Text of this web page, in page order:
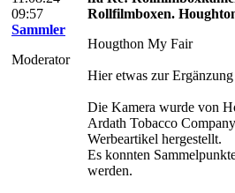
09:57
Sammler
Moderator
Rollfilmboxen.
Hougthon My Fair
Hier etwas zur
Die Kamera wurde von
Ardath Tobacco
Werbeartikel hergestellt.
Es konnten
werden.